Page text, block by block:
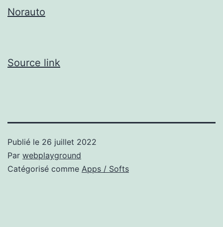
Norauto
Source link
Publié le 26 juillet 2022
Par webplayground
Catégorisé comme Apps / Softs